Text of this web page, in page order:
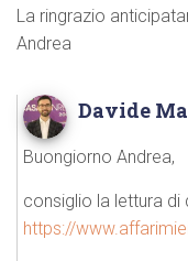
La ringrazio
Andrea
Davide
Buongiorno Andrea,
consiglio la lettura
https://